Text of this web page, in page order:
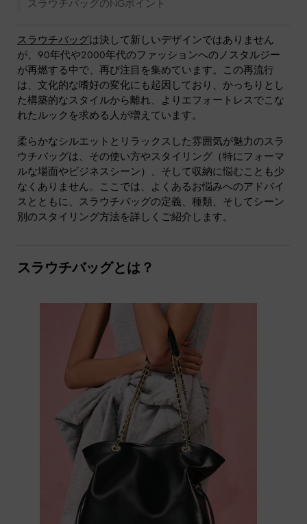
スラウチバッグのNGポイント
スラウチバッグは決して新しいデザインではありません
が、90年代や2000年代のファッションへのノスタルジー
が再燃する中で、再び注目を集めています。この再流行
は、文化的な嗜好の変化にも起因しており、かっちりとし
た構築的なスタイルから離れ、よりエフォートレスでこな
れたルックを求める人が増えています。
柔らかなシルエットとリラックスした雰囲気が魅力のスラ
ウチバッグは、その使い方やスタイリング（特にフォーマ
ルな場面やビジネスシーン）、そして収納に悩むことも少
なくありません。ここでは、よくあるお悩みへのアドバイ
スとともに、スラウチバッグの定義、種類、そしてシーン
別のスタイリング方法を詳しくご紹介します。
スラウチバッグとは？